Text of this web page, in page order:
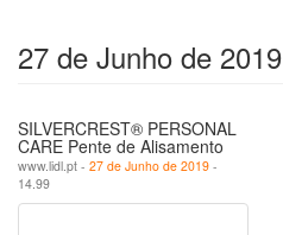
27 de Junho de 2019
SILVERCREST® PERSONAL
CARE Pente de Alisamento
www.lidl.pt - 27 de Junho de 2019 -
14.99